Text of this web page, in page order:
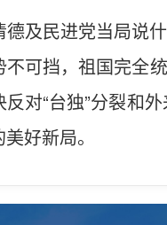
及民进党当局说
可挡，祖国完全
对“台独”分裂和
好新局。